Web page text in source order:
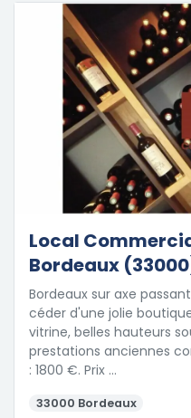
Local
Bordeaux
Bordeaux sur axe
céder d'une jolie
vitrine, belles hauteurs
prestations anciennes
: 1800 €. Prix …
33000 Bordeaux